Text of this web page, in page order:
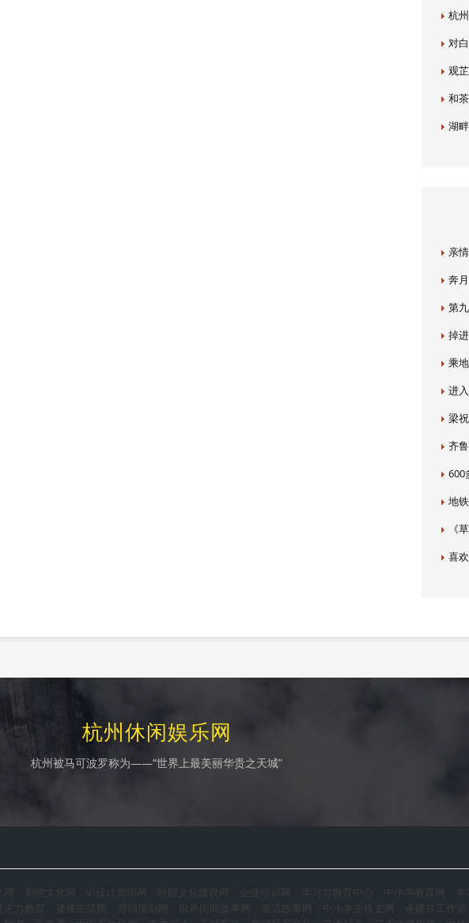
杭
对
观
和
湖
亲
奔月
第
掉
乘
进
梁
齐
600
地
《
喜
杭州休闲娱乐网
杭州被马可波罗称为——“世界上最美丽华贵之天城”
网 刺绣文化网 VI设计知识网 校园文化建设网 企业培训网 学习力教育中心 中小学教育网
意志力教育 健康生活网 营销策划网 世界民间故事网 童话故事网 中小学生作文网 余建祥工作室